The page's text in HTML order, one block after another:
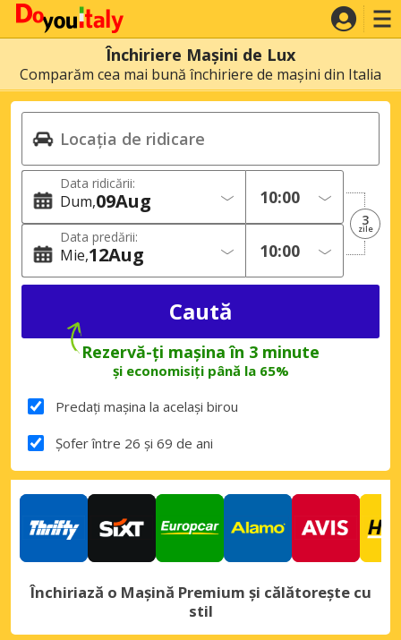
Închiriere Mașini de Lux
Comparăm cea mai bună închiriere de mașini din Italia
Data ridicării:
Dum 09Aug
Data predării:
Mie 12Aug
3
zile
Rezervă-ți mașina în 3 minute
și economisiți până la 65%
Predați mașina la același birou
Șofer între 26 și 69 de ani
Închiriază o Mașină Premium și călătorește cu
stil